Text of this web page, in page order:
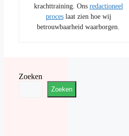
krachttraining. Ons redactioneel
proceslaat zien hoe wij
betrouwbaarheid waarborgen.
Zoeken
Zoeken